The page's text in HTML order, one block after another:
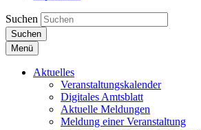
Suchen
Suchen
Menü
Aktuelles
Veranstaltungskalender
Digitales Amtsblatt
Aktuelle Meldungen
Meldung einer Veranstaltung